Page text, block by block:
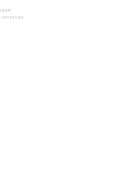
reserved.